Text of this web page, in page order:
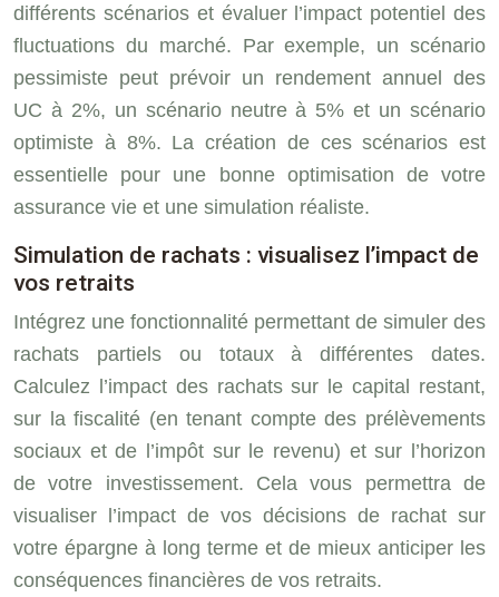
différents scénarios et évaluer l’impact potentiel des
fluctuations du marché. Par exemple, un scénario
pessimiste peut prévoir un rendement annuel des
UC à 2%, un scénario neutre à 5% et un scénario
optimiste à 8%. La création de ces scénarios est
essentielle pour une bonne optimisation de votre
assurance vie et une simulation réaliste.
Simulation de rachats : visualisez l’impact de
vos retraits
Intégrez une fonctionnalité permettant de simuler des
rachats partiels ou totaux à différentes dates.
Calculez l’impact des rachats sur le capital restant,
sur la fiscalité (en tenant compte des prélèvements
sociaux et de l’impôt sur le revenu) et sur l’horizon
de votre investissement. Cela vous permettra de
visualiser l’impact de vos décisions de rachat sur
votre épargne à long terme et de mieux anticiper les
conséquences financières de vos retraits.